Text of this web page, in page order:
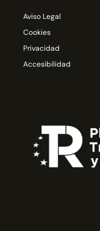
Aviso Legal
Cookies
Privacidad
Accesibilidad